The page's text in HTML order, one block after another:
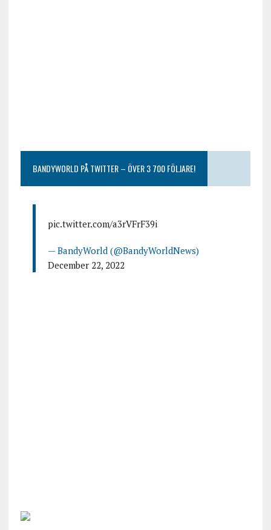
BANDYWORLD PÅ TWITTER – ÖVER 3 700 FÖLJARE!
pic.twitter.com/a3rVFrF39i
— BandyWorld (@BandyWorldNews)
December 22, 2022